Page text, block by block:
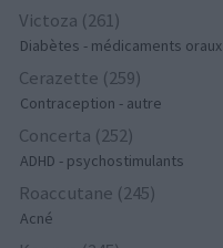
Victoza (261)
Diabètes - médicaments oraux
Cerazette (259)
Contraception - autre
Concerta (252)
ADHD - psychostimulants
Roaccutane (245)
Acné